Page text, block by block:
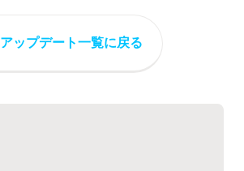
アップデート一覧に戻る